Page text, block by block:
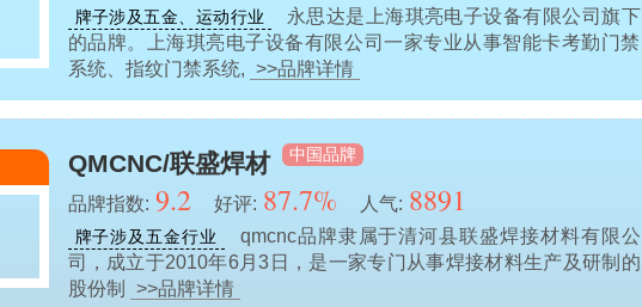
牌子涉及五金、运动行业
永思达是上海琪亮电子设备有限公司旗下
的品牌。上海琪亮电子设备有限公司一家专业从事智能卡考勤门禁
系统、指纹门禁系统, >>品牌详情
QMCNC/联盛焊材 中国品牌
品牌指数: 9.2 好评: 87.7% 人气: 8891
牌子涉及五金行业
qmcnc品牌隶属于清河县联盛焊接材料有限公
司，成立于2010年6月3日，是一家专门从事焊接材料生产及研制的
股份制
>>品牌详情